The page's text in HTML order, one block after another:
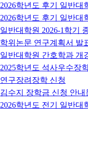
2026학년도 후기 일반대
2026학년도 후기 일반대
일반대학원 2026-1학기
학위논문 연구계획서 발
일반대학원 간호학과 개
2025학년도 석사우수장
연구장려장학 신청
김수지 장학금 신청 안내
2026학년도 전기 일반대